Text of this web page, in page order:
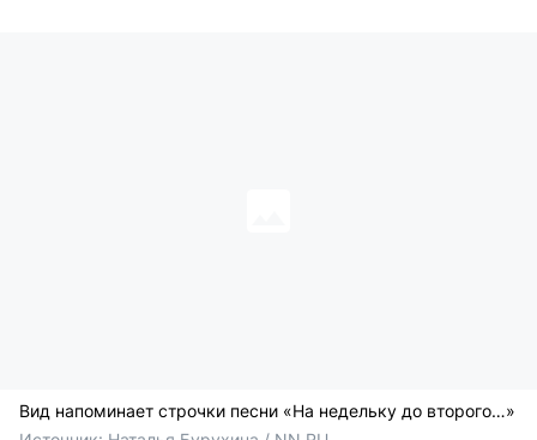
Вид напоминает строчки песни «На недельку до второго…»